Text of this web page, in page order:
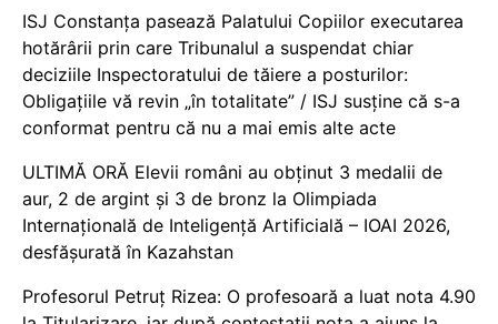
ISJ Constanța pasează Palatului Copiilor executarea
hotărârii prin care Tribunalul a suspendat chiar
deciziile Inspectoratului de tăiere a posturilor:
Obligațiile vă revin „în totalitate” / ISJ susține că s-a
conformat pentru că nu a mai emis alte acte
ULTIMĂ ORĂ Elevii români au obținut 3 medalii de
aur, 2 de argint și 3 de bronz la Olimpiada
Internațională de Inteligență Artificială – IOAI 2026,
desfășurată în Kazahstan
Profesorul Petruț Rizea: O profesoară a luat nota 4.90